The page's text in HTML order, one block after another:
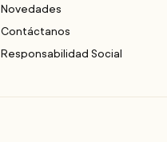
Novedades
Contáctanos
Responsabilidad Social